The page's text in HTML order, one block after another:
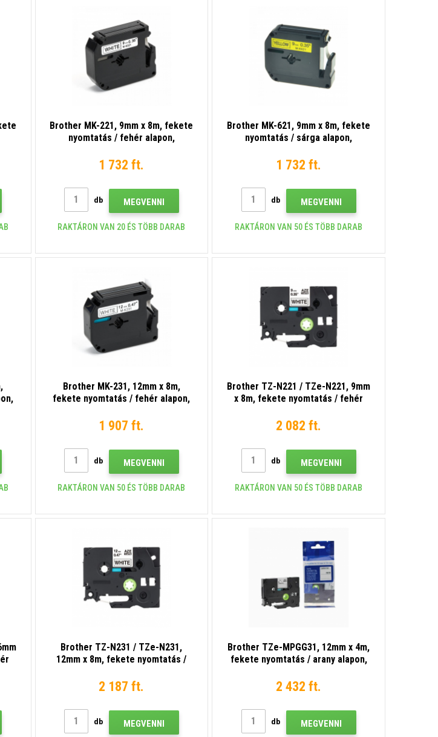
Brother MK-221, 9mm x 8m, fekete
nyomtatás / fehér alapon,
1 732 ft.
db MEGVENNI
RAKTÁRON VAN 20 ÉS TÖBB DARAB
Brother MK-621, 9mm x 8m, fekete
nyomtatás / sárga alapon,
1 732 ft.
db MEGVENNI
RAKTÁRON VAN 50 ÉS TÖBB DARAB
Brother MK-231, 12mm x 8m,
fekete nyomtatás / fehér alapon,
1 907 ft.
db MEGVENNI
RAKTÁRON VAN 50 ÉS TÖBB DARAB
Brother TZ-N221 / TZe-N221, 9mm
x 8m, fekete nyomtatás / fehér
szalag
2 082 ft.
db MEGVENNI
RAKTÁRON VAN 50 ÉS TÖBB DARAB
Brother TZ-N231 / TZe-N231,
12mm x 8m, fekete nyomtatás /
kompatibilis szalag
2 187 ft.
db MEGVENNI
Brother TZe-MPGG31, 12mm x 4m,
fekete nyomtatás / arany alapon,
2 432 ft.
db MEGVENNI